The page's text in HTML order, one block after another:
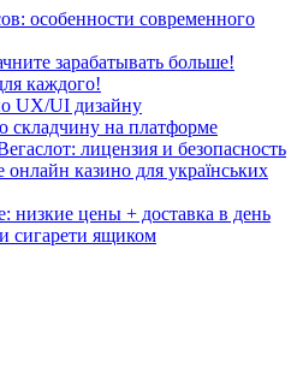
особенности современного
зарабатывать больше!
каждого!
UX/UI дизайну
складчину на платформе
лицензия и безопасность
онлайн казино для українських
низкие цены + доставка в день
сигарети ящиком